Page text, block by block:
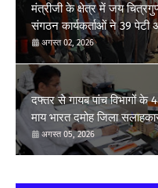
मंत्रीजी के क्षेत्र में जय
संगठन कार्यकर्ताओं ने 39 पेटी
अगस्त 02, 2026
दफ्तर से गायब पांच विभागों के
माय भारत दमोह जिला
अगस्त 05, 2026